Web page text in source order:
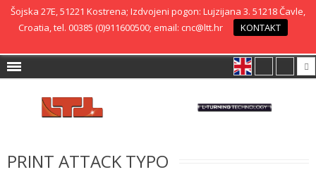
Šojska 27E, 51221 Kostrena; Izdvojeni pogon: Lujzijana 3. 51218 Čavle,
Croatia, tel. 00385 (0)911600500; email: cnc@ltt.hr
KONTAKT
PRINT ATTACK TYPO